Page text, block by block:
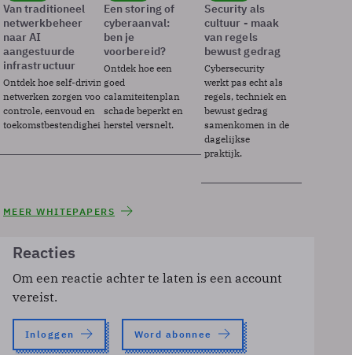
Van traditioneel
netwerkbeheer
naar AI
aangestuurde
infrastructuur
Ontdek hoe self-driving
netwerken zorgen voor
controle, eenvoud en
toekomstbestendigheid.
Een storing of
cyberaanval:
ben je
voorbereid?
Ontdek hoe een
goed
calamiteitenplan
schade beperkt en
herstel versnelt.
Security als
cultuur - maak
van regels
bewust gedrag
Cybersecurity
werkt pas echt als
regels, techniek en
bewust gedrag
samenkomen in de
dagelijkse
praktijk.
MEER WHITEPAPERS
Reacties
Om een reactie achter te laten is een account
vereist.
Inloggen Word abonnee